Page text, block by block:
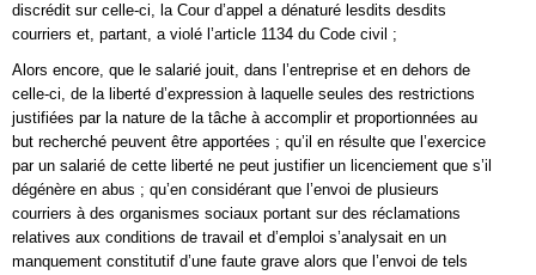
discrédit sur celle-ci, la Cour d’appel a dénaturé lesdits desdits
courriers et, partant, a violé l’article 1134 du Code civil ;
Alors encore, que le salarié jouit, dans l’entreprise et en dehors de
celle-ci, de la liberté d’expression à laquelle seules des restrictions
justifiées par la nature de la tâche à accomplir et proportionnées au
but recherché peuvent être apportées ; qu’il en résulte que l’exercice
par un salarié de cette liberté ne peut justifier un licenciement que s’il
dégénère en abus ; qu’en considérant que l’envoi de plusieurs
courriers à des organismes sociaux portant sur des réclamations
relatives aux conditions de travail et d’emploi s’analysait en un
manquement constitutif d’une faute grave alors que l’envoi de tels